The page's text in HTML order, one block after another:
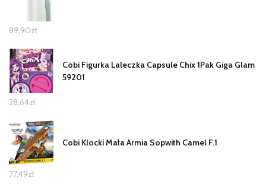
89,90zł
Cobi Figurka Laleczka Capsule Chix 1Pak Giga Glam
59201
28,64zł
Cobi Klocki Mała Armia Sopwith Camel F.1
77,49zł